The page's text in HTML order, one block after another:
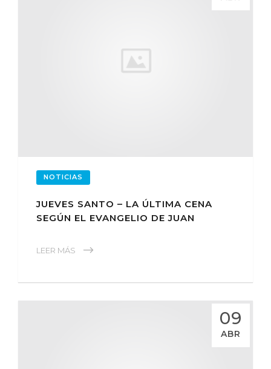
NOTICIAS
JUEVES SANTO – LA ÚLTIMA CENA
SEGÚN EL EVANGELIO DE JUAN
LEER MÁS
09
ABR